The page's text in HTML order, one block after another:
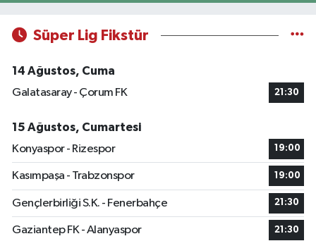
Süper Lig Fikstür
14 Ağustos, Cuma
Galatasaray - Çorum FK
21:30
15 Ağustos, Cumartesi
Konyaspor - Rizespor
19:00
Kasımpaşa - Trabzonspor 19:00
Gençlerbirliği S.K. - Fenerbahçe 21:30
Gaziantep FK - Alanyaspor 21:30